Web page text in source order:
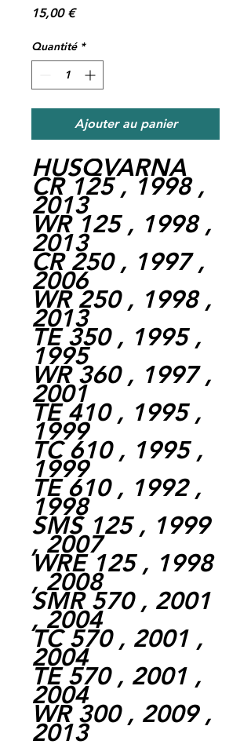
15,00 €Prix
Quantité *
Ajouter au panier
HUSQVARNA
CR 125 , 1998 ,
2013
WR 125 , 1998 ,
2013
CR 250 , 1997 ,
2006
WR 250 , 1998 ,
2013
TE 350 , 1995 ,
1995
WR 360 , 1997 ,
2001
TE 410 , 1995 ,
1999
TC 610 , 1995 ,
1999
TE 610 , 1992 ,
1998
SMS 125 , 1999
, 2007
WRE 125 , 1998
, 2008
SMR 570 , 2001
, 2004
TC 570 , 2001 ,
2004
TE 570 , 2001 ,
2004
WR 300 , 2009 ,
2013